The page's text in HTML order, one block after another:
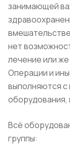
занимающей
нет
лечение или
Операции и
выполняются с
оборудования,
Всё
группы: